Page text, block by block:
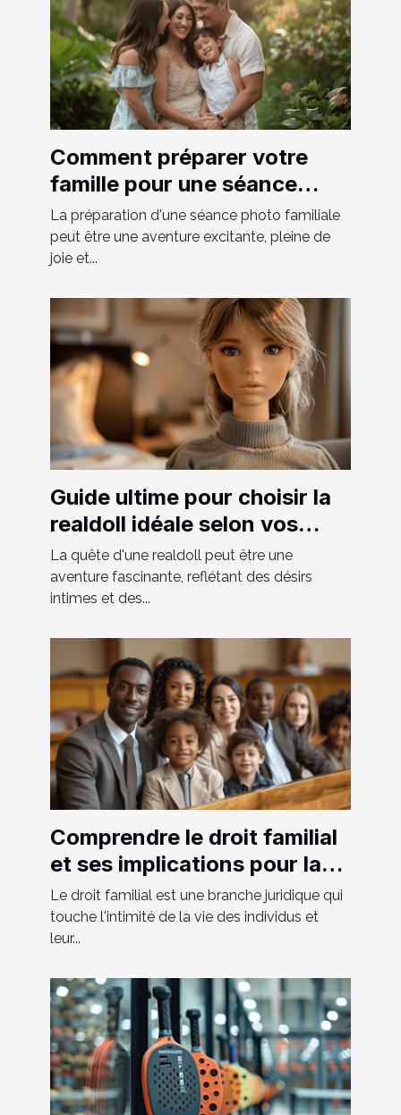
Comment préparer votre
famille pour une séance
photo réussie
La préparation d'une séance photo familiale
peut être une aventure excitante, pleine de
joie et...
Guide ultime pour choisir la
realdoll idéale selon vos
préférences
La quête d'une realdoll peut être une
aventure fascinante, reflétant des désirs
intimes et des...
Comprendre le droit familial
et ses implications pour la
société moderne
Le droit familial est une branche juridique qui
touche l'intimité de la vie des individus et
leur...